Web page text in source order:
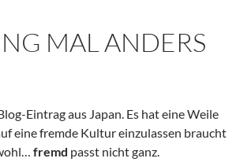
MAL ANDERS
Eintrag aus Japan. Es hat eine Weile
eine fremde Kultur einzulassen braucht
fremd passt nicht ganz.